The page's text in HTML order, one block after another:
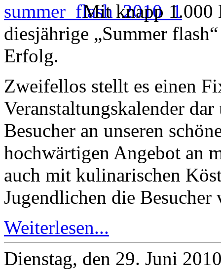
Mit knapp 1.000
diesjährige „Summer
Erfolg.
Zweifellos stellt es einen
Veranstaltungskalender
Besucher an unseren
hochwärtigen Angebot an
auch mit kulinarischen
Jugendlichen die Besucher
Weiterlesen...
Dienstag, den 29. Juni